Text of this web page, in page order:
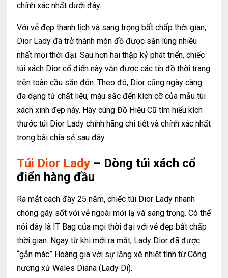
chính xác nhất dưới đây.
Với vẻ đẹp thanh lịch và sang trọng bất chấp thời gian,
Dior Lady đã trở thành món đồ được săn lùng nhiều
nhất mọi thời đại. Sau hơn hai thập kỷ phát triển, chiếc
túi xách Dior cổ điển này vẫn được các tín đồ thời trang
trên toàn cầu săn đón. Theo đó, Dior cũng ngày càng
đa dạng từ chất liệu, màu sắc đến kích cỡ của mẫu túi
xách xinh đẹp này. Hãy cùng Đồ Hiệu Cũ tìm hiểu kích
thước túi Dior Lady chính hãng chi tiết và chính xác nhất
trong bài chia sẻ sau đây.
Túi Dior Lady – Dòng túi xách cổ
điển hàng đầu
Ra mắt cách đây 25 năm, chiếc túi Dior Lady nhanh
chóng gây sốt với vẻ ngoài mới lạ và sang trọng. Có thể
nói đây là IT Bag của mọi thời đại với vẻ đẹp bất chấp
thời gian. Ngay từ khi mới ra mắt, Lady Dior đã được
“gắn mác” Hoàng gia với sự lăng xê nhiệt tình từ Công
nương xứ Wales Diana (Lady Di).